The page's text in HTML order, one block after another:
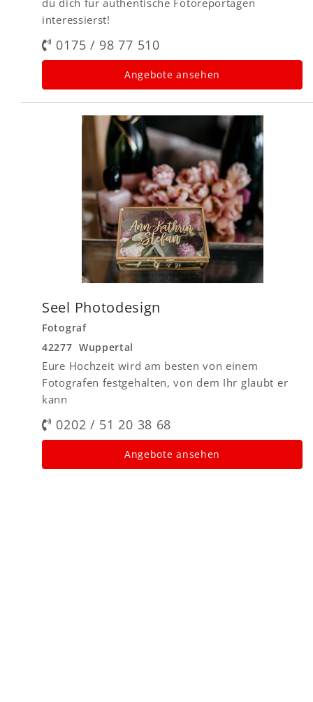
interessierst!
0175 / 98 77 510
Angebote ansehen
Seel Photodesign
Fotograf
42277 Wuppertal
Eure Hochzeit wird am besten von einem
Fotografen festgehalten, von dem Ihr glaubt er
kann
0202 / 51 20 38 68
Angebote ansehen